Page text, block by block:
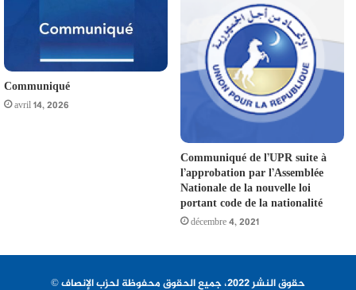
Communiqué
avril 14, 2026
Communiqué de l’UPR suite à
l’approbation par l’Assemblée
Nationale de la nouvelle loi
portant code de la nationalité
décembre 4, 2021
© حقوق النشر 2022، جميع الحقوق محفوظة لحزب الإنصاف